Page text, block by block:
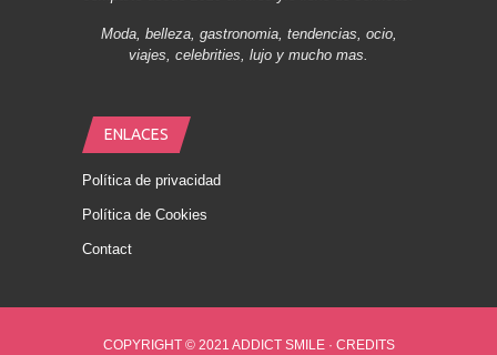
Moda, belleza, gastronomia, tendencias, ocio,
viajes, celebrities, lujo y mucho mas.
ENLACES
Política de privacidad
Política de Cookies
Contact
COPYRIGHT © 2021 ADDICT SMILE · CREDITS